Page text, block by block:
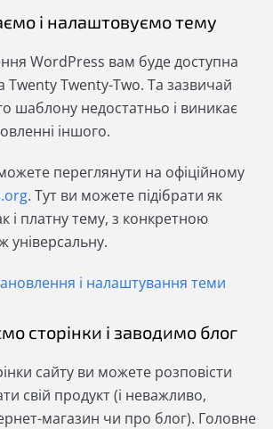
і налаштовуємо тему
WordPress вам буде доступна
Twenty Twenty-Two. Та зазвичай
шаблону недостатньо і виникає
іншого.
переглянути на офіційному
. Тут ви можете підібрати як
і платну тему, з конкретною
і налаштування теми
сторінки і заводимо блог
сайту ви можете розповісти
свій продукт (і неважливо,
магазин чи про блог). Головне